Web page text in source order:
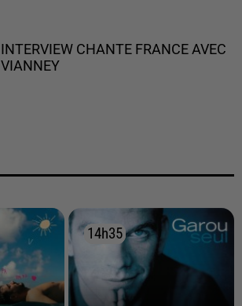
INTERVIEW CHANTE FRANCE AVEC
VIANNEY
14h35
14h35